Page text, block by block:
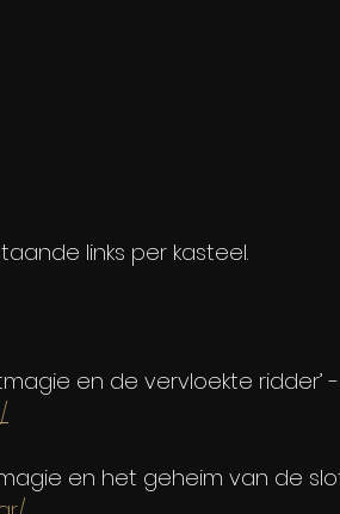
links per kasteel.
en de vervloekte ridder’ -
en het geheim van de